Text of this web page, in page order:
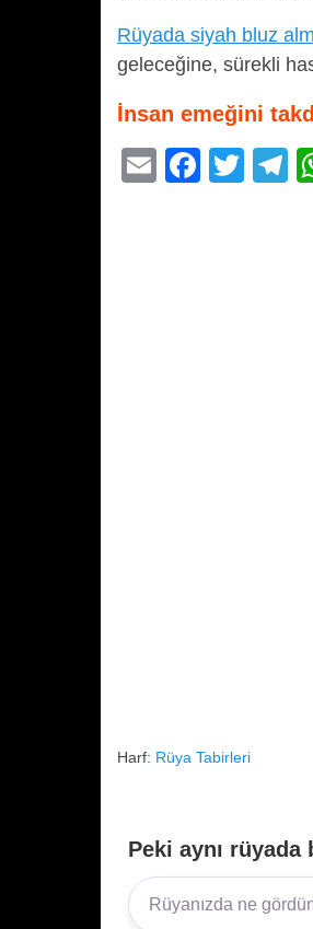
Rüyada siyah bluz
geleceğine, sürekli
İnsan emeğini
E
F
T
T
Harf: Rüya Tabirleri
Peki aynı rüyada